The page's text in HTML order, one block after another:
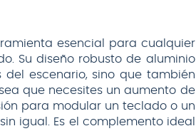
esencial para cualquier
Su diseño robusto de aluminio
escenario, sino que también
que necesites un aumento de
para modular un teclado o un
igual. Es el complemento ideal